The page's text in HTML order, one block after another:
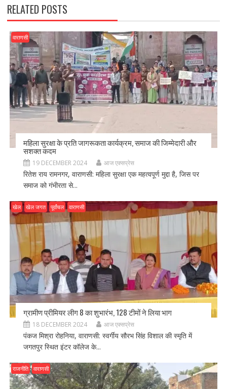
RELATED POSTS
वाराणसी
महिला सुरक्षा के प्रति जागरूकता कार्यक्रम, समाज की जिम्मेदारी और
सशक्त कदम
19 DECEMBER 2024 आज एक्सप्रेस
रितेश राय रामनगर, वाराणसी: महिला सुरक्षा एक महत्वपूर्ण मुद्दा है, जिस पर
समाज को गंभीरता से...
खेल खेल जगत पूर्वांचल वाराणसी
ग्रामीण प्रीमियर लीग 8 का शुभारंभ, 128 टीमों ने लिया भाग
18 DECEMBER 2024 आज एक्सप्रेस
पंकज मिश्रा रोहनिया, वाराणसी: स्वर्गीय सौरभ सिंह विशाल की स्मृति में
जगतपुर स्थित इंटर कॉलेज के...
राजनीति वाराणसी